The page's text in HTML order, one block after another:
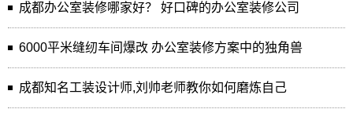
成都办公室装修哪家好？ 好口碑的办公室装修公司
6000平米缝纫车间爆改 办公室装修方案中的独角兽
成都知名工装设计师,刘帅老师教你如何磨炼自己